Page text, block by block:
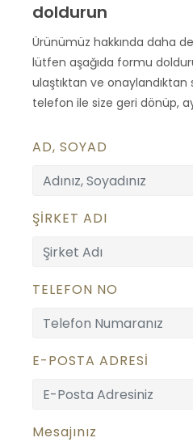
doldurun
Ürünümüz hakkında daha
lütfen aşağıda formu
ulaştıktan ve
telefon ile size geri dönüp,
AD, SOYAD
ŞİRKET ADI
TELEFON NO
E-POSTA ADRESİ
Mesajınız